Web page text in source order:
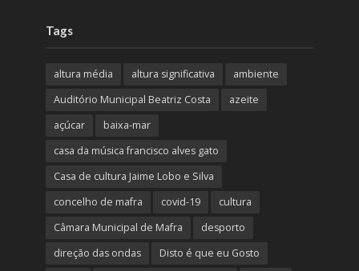
Tags
altura média altura significativa
ambiente
Auditório Municipal Beatriz Costa
azeite
açúcar
baixa-mar
casa da música francisco alves gato
Casa de cultura Jaime Lobo e Silva
concelho de mafra
covid-19
cultura
Câmara Municipal de Mafra
desporto
direção das ondas
Disto é que eu Gosto